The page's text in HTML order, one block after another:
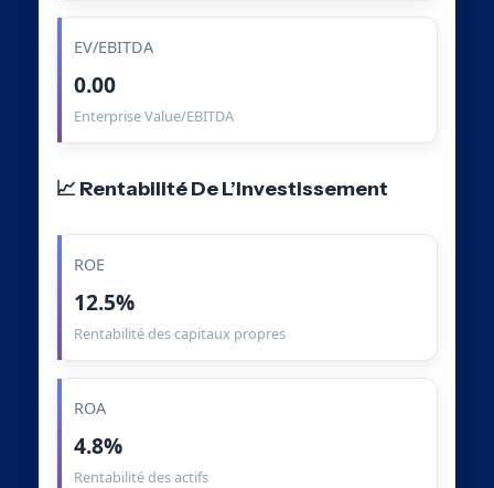
EV/EBITDA
0.00
Enterprise Value/EBITDA
📈 Rentabilité De L’Investissement
ROE
12.5%
Rentabilité des capitaux propres
ROA
4.8%
Rentabilité des actifs